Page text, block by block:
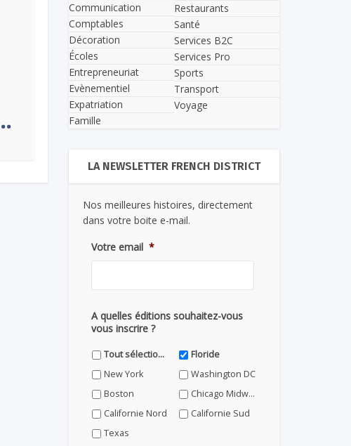
Communication
Comptables
Décoration
Écoles
Entrepreneuriat
Evènementiel
Expatriation
Famille
Restaurants
Santé
Services B2C
Services Pro
Sports
Transport
Voyage
LA NEWSLETTER FRENCH DISTRICT
Nos meilleures histoires, directement
dans votre boite e-mail.
Votre email *
A quelles éditions souhaitez-vous
vous inscrire ?
Tout sélectionner
Floride
New York
Washington DC
Boston
Chicago Midwest
Californie Nord
Californie Sud
Texas